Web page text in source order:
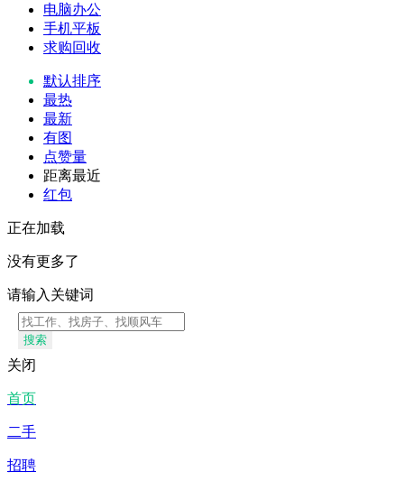
电脑办公
手机平板
求购回收
默认排序
最热
最新
有图
点赞量
距离最近
红包
正在加载
没有更多了
请输入关键词
搜索
关闭
首页
二手
招聘